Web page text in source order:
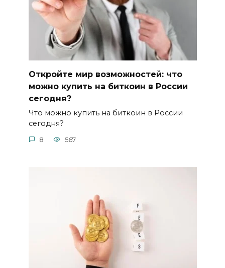
Откройте мир возможностей: что
можно купить на биткоин в России
сегодня?
Что можно купить на биткоин в России
сегодня?
8 567